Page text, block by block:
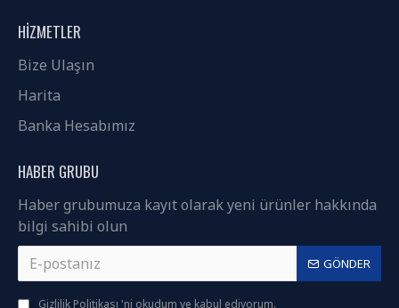
HIZMETLER
Bize Ulaşın
Harita
Banka Hesabımız
HABER GRUBU
Haber grubumuza kayıt olarak yeni ürünler hakkında
bilgi sahibi olun
GÖNDER
Gizlilik Politikası 'ni okudum ve kabul ediyorum.